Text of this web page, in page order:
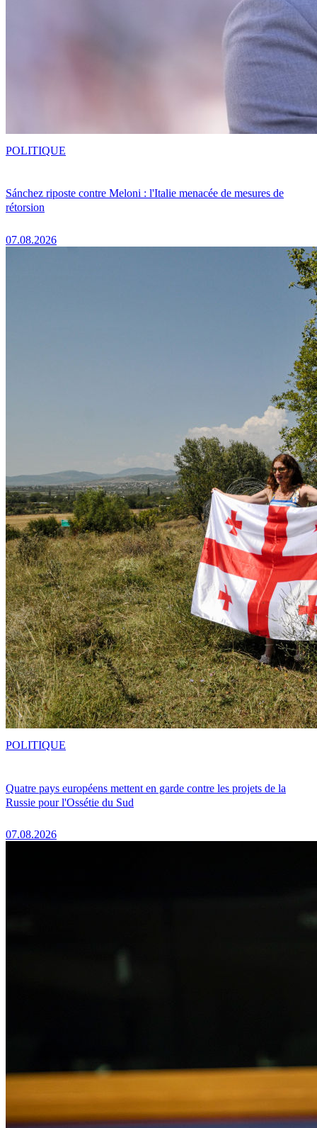
Sánchez riposte contre Meloni : l'Italie menacée de mesures de
rétorsion
07.08.2026
POLITIQUE
Quatre pays européens mettent en garde contre les projets de la
Russie pour l'Ossétie du Sud
07.08.2026
POLITIQUE